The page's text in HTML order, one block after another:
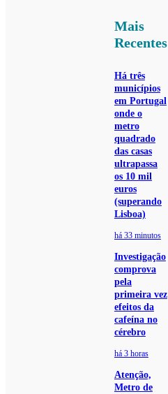
Mais
Recentes
Há três
municípios
em Portugal
onde o
metro
quadrado
das casas
ultrapassa
os 10 mil
euros
(superando
Lisboa)
há 33 minutos
Investigação
comprova
pela
primeira vez
efeitos da
cafeína no
cérebro
há 3 horas
Atenção,
Metro de